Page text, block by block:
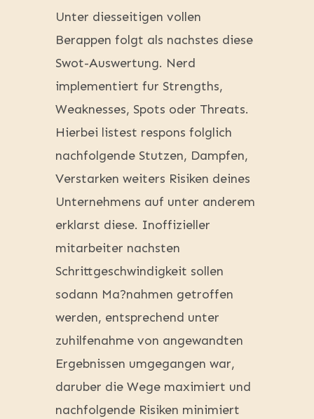
Unter diesseitigen vollen
Berappen folgt als nachstes diese
Swot-Auswertung. Nerd
implementiert fur Strengths,
Weaknesses, Spots oder Threats.
Hierbei listest respons folglich
nachfolgende Stutzen, Dampfen,
Verstarken weiters Risiken deines
Unternehmens auf unter anderem
erklarst diese. Inoffizieller
mitarbeiter nachsten
Schrittgeschwindigkeit sollen
sodann Ma?nahmen getroffen
werden, entsprechend unter
zuhilfenahme von angewandten
Ergebnissen umgegangen war,
daruber die Wege maximiert und
nachfolgende Risiken minimiert